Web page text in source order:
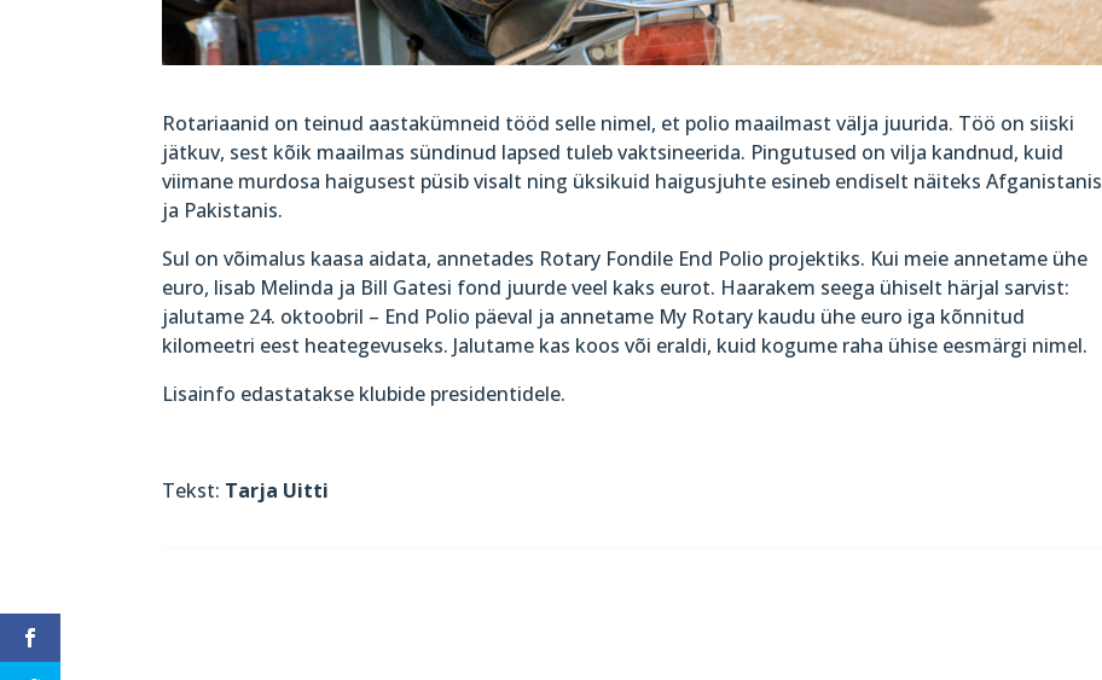
Rotariaanid on teinud aastakümneid tööd selle nimel, et polio maailmast välja juurida. Töö on siiski
jätkuv, sest kõik maailmas sündinud lapsed tuleb vaktsineerida. Pingutused on vilja kandnud, kuid
viimane murdosa haigusest püsib visalt ning üksikuid haigusjuhte esineb endiselt näiteks Afganistanis
ja Pakistanis.
Sul on võimalus kaasa aidata, annetades Rotary Fondile End Polio projektiks. Kui meie annetame ühe
euro, lisab Melinda ja Bill Gatesi fond juurde veel kaks eurot. Haarakem seega ühiselt härjal sarvist:
jalutame 24. oktoobril – End Polio päeval ja annetame My Rotary kaudu ühe euro iga kõnnitud
kilomeetri eest heategevuseks. Jalutame kas koos või eraldi, kuid kogume raha ühise eesmärgi nimel.
Lisainfo edastatakse klubide presidentidele.
Tekst: Tarja Uitti